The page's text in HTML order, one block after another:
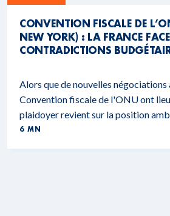
CONVENTION FISCALE DE
NEW YORK) : LA FRANCE
CONTRADICTIONS
Alors que de nouvelles négociations
Convention fiscale de l'ONU ont
plaidoyer revient sur la position
6 MN